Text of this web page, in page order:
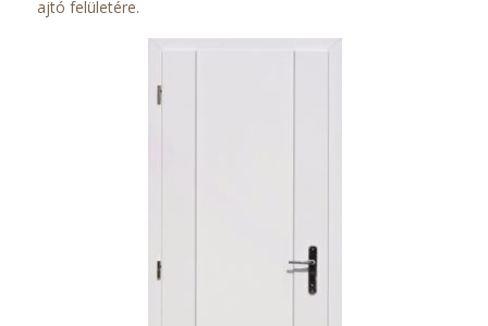
ajtó felületére.